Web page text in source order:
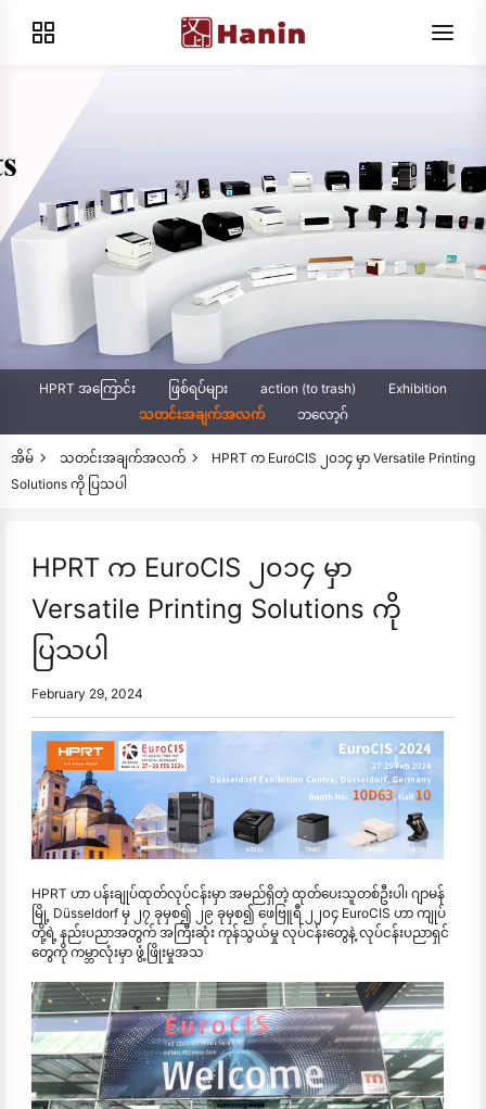
HPRT အကြောင်း ဖြစ်ရပ်များ action (to trash)
Exhibition
သတင်းအချက်အလက်
ဘလော့ဂ်
အိမ် သတင်းအချက်အလက်
HPRT က EuroCIS ၂၀၁၄ မှာ Versatile Printing
Solutions ကို ပြသပါ
HPRT က EuroCIS ၂၀၁၄ မှာ
Versatile Printing Solutions ကို
ပြသပါ
February 29, 2024
HPRT ဟာ ပန်းချုပ်ထုတ်လုပ်ငန်းမှာ အမည်ရှိတဲ့ ထုတ်ပေးသူတစ်ဦးပါ၊ ဂျာမန်
မြို့ Düsseldorf မှ ၂၇ ခုမှစ၍ ၂၉ ခုမှစ၍ ဖေဗြူရီ ၂၂၀၄ EuroCIS ဟာ ကျုပ်
တို့ရဲ့ နည်းပညာအတွက် အကြီးဆုံး ကုန်သွယ်မှု လုပ်ငန်းတွေနဲ့ လုပ်ငန်းပညာရှင်
တွေကို ကမ္ဘာလုံးမှာ ဖွံ့ဖြိုးမှုအသ